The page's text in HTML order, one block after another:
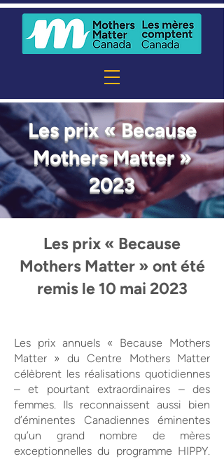
Les prix « Because
Mothers Matter »
2023
Les prix « Because
Mothers Matter » ont été
remis le 10 mai 2023
Les prix annuels « Because Mothers
Matter » du Centre Mothers Matter
célèbrent les réalisations quotidiennes
– et pourtant extraordinaires – des
femmes. Ils reconnaissent aussi bien
d’éminentes Canadiennes éminentes
qu’un grand nombre de mères
exceptionnelles du programme HIPPY.